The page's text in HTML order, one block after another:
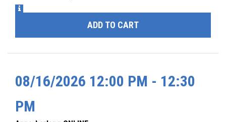
INFO
ADD TO CART
08/16/2026 12:00 PM - 12:30
PM